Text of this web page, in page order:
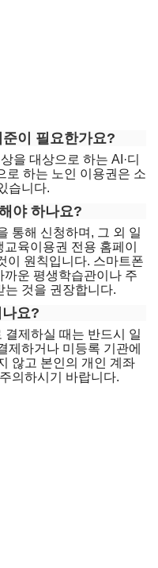
이 필요한가요?
을 대상으로 하는 AI·디
로 하는 노인 이용권은 소
습니다.
야 하나요?
통해 신청하며, 그 외 일
육이용권 전용 홈페이
이 원칙입니다. 스마트폰
운 평생학습관이나 주
는 것을 권장합니다.
요?
제하실 때는 반드시 일
제하거나 미등록 기관에
않고 본인의 개인 계좌
의하시기 바랍니다.